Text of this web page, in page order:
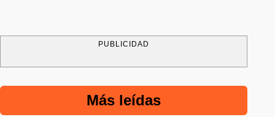
PUBLICIDAD
Más leídas